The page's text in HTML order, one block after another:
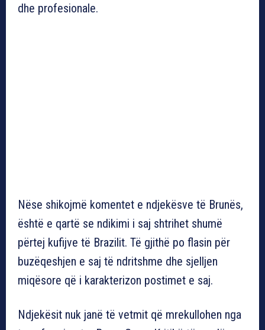
dhe profesionale.
Nëse shikojmë komentet e ndjekësve të Brunës,
është e qartë se ndikimi i saj shtrihet shumë
përtej kufijve të Brazilit. Të gjithë po flasin për
buzëqeshjen e saj të ndritshme dhe sjelljen
miqësore që i karakterizon postimet e saj.
Ndjekësit nuk janë të vetmit që mrekullohen nga